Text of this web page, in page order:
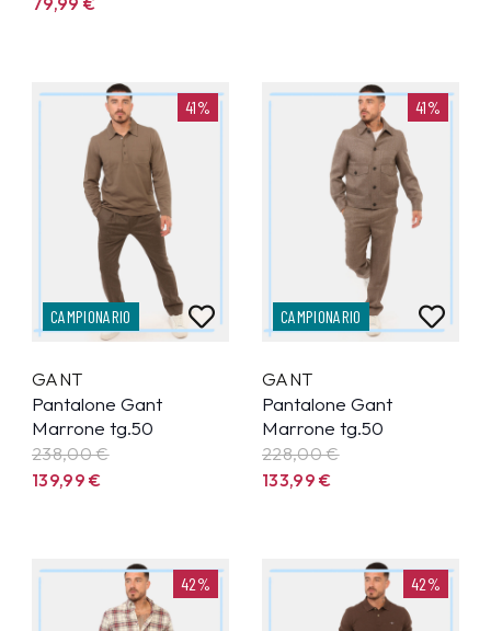
41%
CAMPIONARIO
GANT
Pantalone Gant
Marrone tg.50
238,00 €
139,99€
41%
CAMPIONARIO
GANT
Pantalone Gant
Marrone tg.50
228,00 €
133,99€
42% 42%